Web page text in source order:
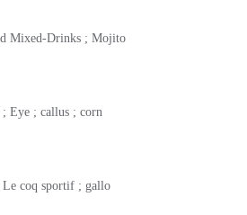
Mixed-Drinks ; Mojito
Eye ; callus ; corn
Le coq sportif ; gallo